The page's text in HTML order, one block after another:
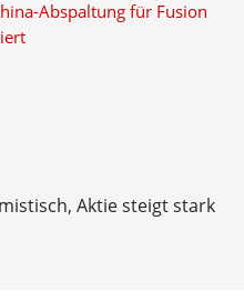
Abspaltung für Fusion
Aktie steigt stark